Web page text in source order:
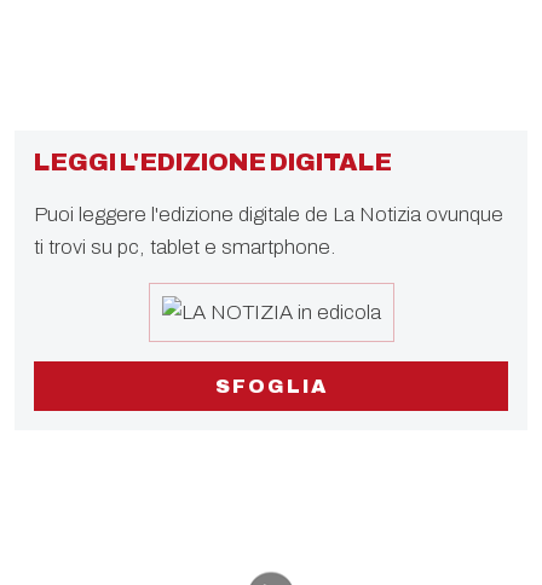
LEGGI L'EDIZIONE DIGITALE
Puoi leggere l'edizione digitale de La Notizia ovunque
ti trovi su pc, tablet e smartphone.
SFOGLIA